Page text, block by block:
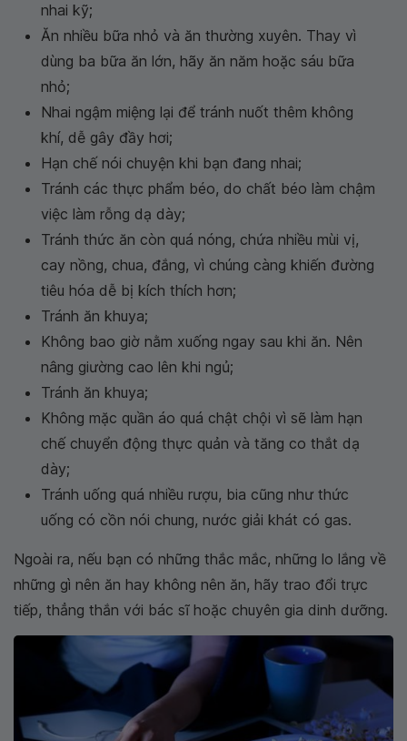
nhai kỹ;
Ăn nhiều bữa nhỏ và ăn thường xuyên. Thay vì
dùng ba bữa ăn lớn, hãy ăn năm hoặc sáu bữa
nhỏ;
Nhai ngậm miệng lại để tránh nuốt thêm không
khí, dễ gây đầy hơi;
Hạn chế nói chuyện khi bạn đang nhai;
Tránh các thực phẩm béo, do chất béo làm chậm
việc làm rỗng dạ dày;
Tránh thức ăn còn quá nóng, chứa nhiều mùi vị,
cay nồng, chua, đắng, vì chúng càng khiến đường
tiêu hóa dễ bị kích thích hơn;
Tránh ăn khuya;
Không bao giờ nằm xuống ngay sau khi ăn. Nên
nâng giường cao lên khi ngủ;
Tránh ăn khuya;
Không mặc quần áo quá chật chội vì sẽ làm hạn
chế chuyển động thực quản và tăng co thắt dạ
dày;
Tránh uống quá nhiều rượu, bia cũng như thức
uống có cồn nói chung, nước giải khát có gas.
Ngoài ra, nếu bạn có những thắc mắc, những lo lắng về
những gì nên ăn hay không nên ăn, hãy trao đổi trực
tiếp, thẳng thắn với bác sĩ hoặc chuyên gia dinh dưỡng.